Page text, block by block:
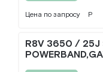
Цена по запросу Р
R8V 3650 / 25J